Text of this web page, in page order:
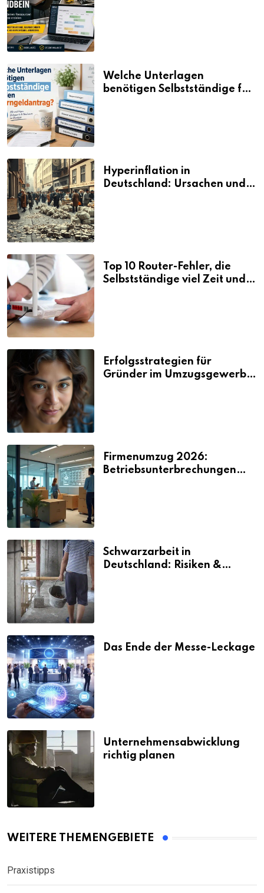
Welche Unterlagen
benötigen Selbstständige für
Hyperinflation in
Deutschland: Ursachen und
Top 10 Router-Fehler, die
Selbstständige viel Zeit und
Erfolgsstrategien für
Gründer im Umzugsgewerbe
Firmenumzug 2026:
Betriebsunterbrechungen
Schwarzarbeit in
Deutschland: Risiken &
Das Ende der Messe-Leckage
Unternehmensabwicklung
richtig planen
WEITERE THEMENGEBIETE
Praxistipps